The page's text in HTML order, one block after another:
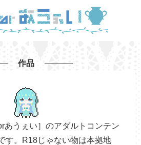
作品
あうぇい］のアダルトコンテン
す。R18じゃない物は本拠地